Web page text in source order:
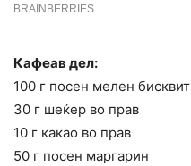
Кафеав дел:
100 г посен мелен бисквит
30 г шеќер во прав
10 г какао во прав
50 г посен маргарин